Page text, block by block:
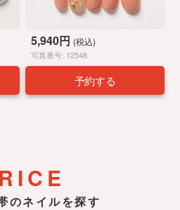
5,940円 (税込)
写真番号: 12548
予約する
のネイルを探す